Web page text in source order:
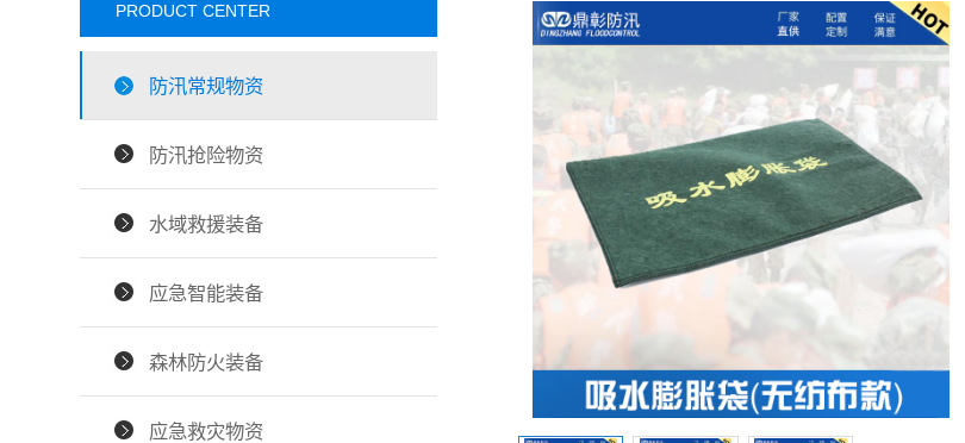
PRODUCT CENTER
防汛常规物资
防汛抢险物资
水域救援装备
应急智能装备
森林防火装备
应急救灾物资